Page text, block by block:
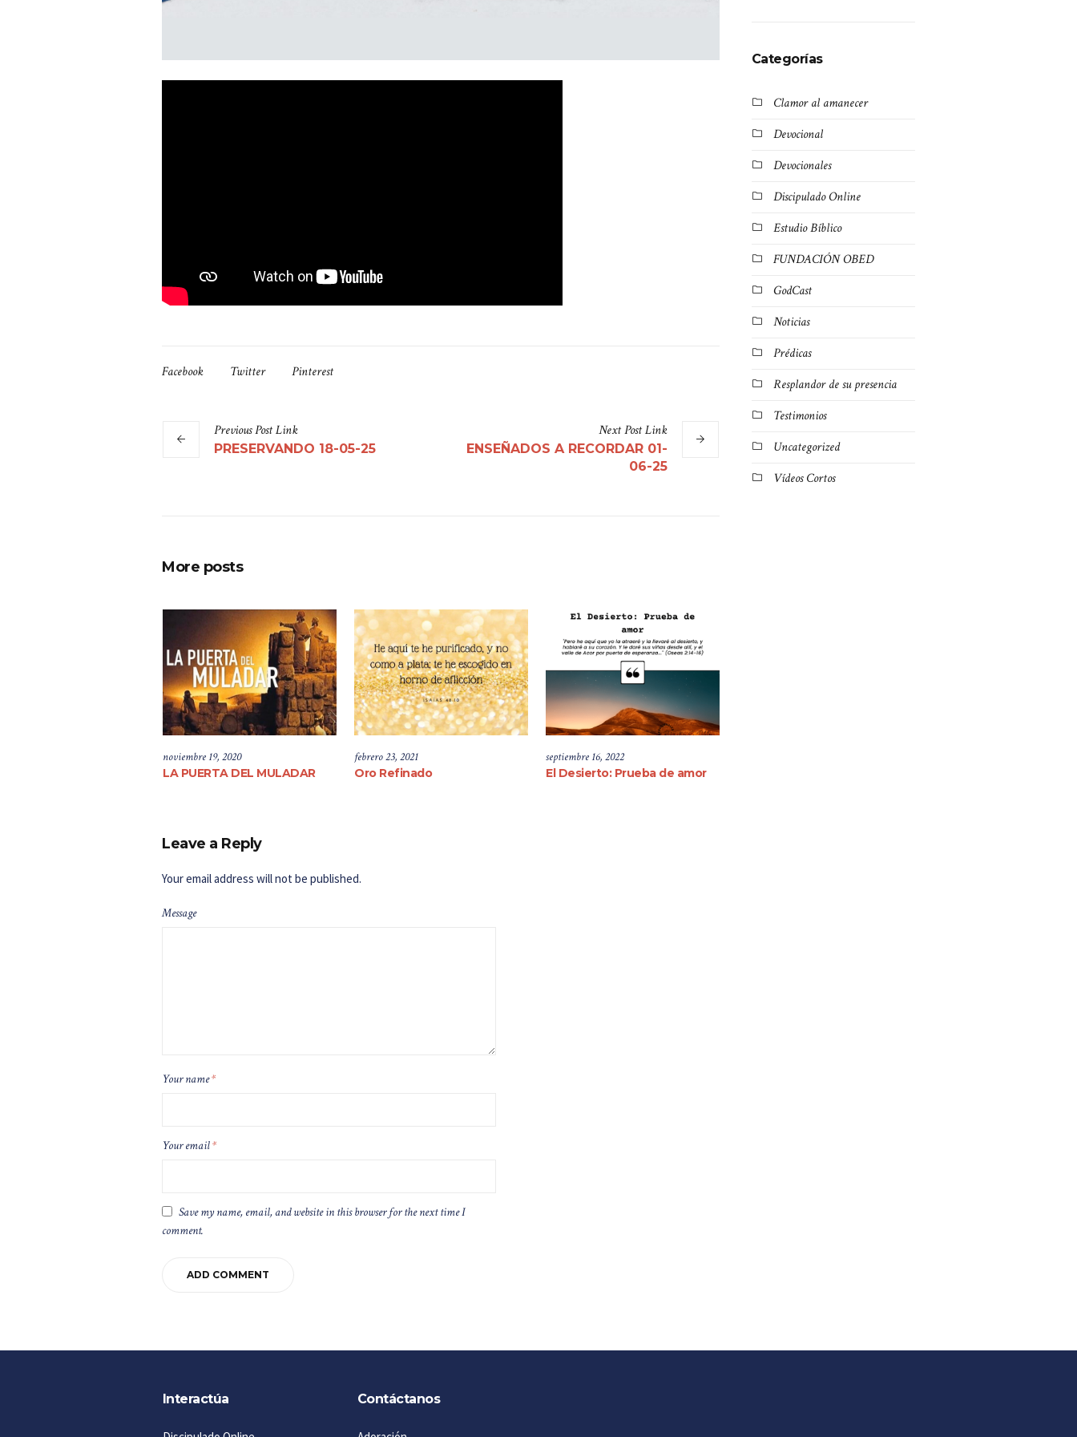
Facebook Twitter Pinterest
PreviousPostLink
PRESERVANDO 18-05-25
NextPostLink
ENSEÑADOS A RECORDAR 01-
06-25
More posts
noviembre 19, 2020
LA PUERTA DEL MULADAR
febrero 23, 2021
Oro Refinado
septiembre 16, 2022
El Desierto: Prueba de amor
Leave a Reply
Your email address will not be published.
Message
Your name*
Your email*
Save my name, email, and website in this browser for the next time I
comment.
Categorías
Clamor al amanecer
Devocional
Devocionales
Discipulado Online
Estudio Bíblico
FUNDACIÓN OBED
GodCast
Noticias
Prédicas
Resplandor de su presencia
Testimonios
Uncategorized
Vídeos Cortos
Interactúa Contáctanos